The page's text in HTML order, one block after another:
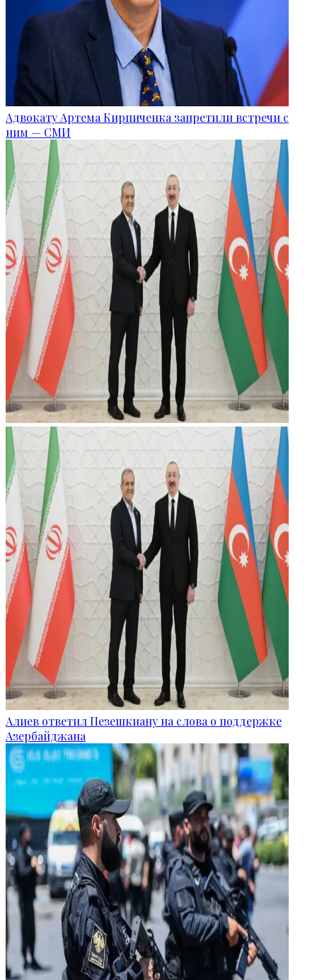
Адвокату Артема Кирпиченка запретили встречи с
ним — СМИ
Алиев ответил Пезешкиану на слова о поддержке
Азербайджана